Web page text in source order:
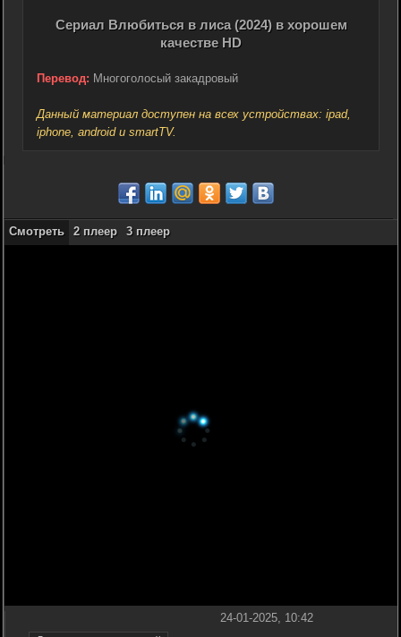
Сериал Влюбиться в лиса (2024) в хорошем
качестве HD
Перевод: Многоголосый закадровый
Данный материал доступен на всех устройствах: ipad,
iphone, android и smartTV.
Смотреть 2 плеер 3 плеер
24-01-2025, 10:42